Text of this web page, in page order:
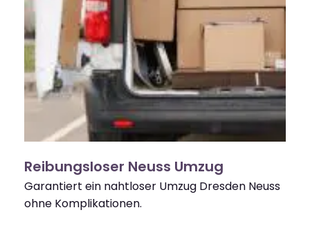
Reibungsloser Neuss Umzug
Garantiert ein nahtloser Umzug Dresden Neuss
ohne Komplikationen.